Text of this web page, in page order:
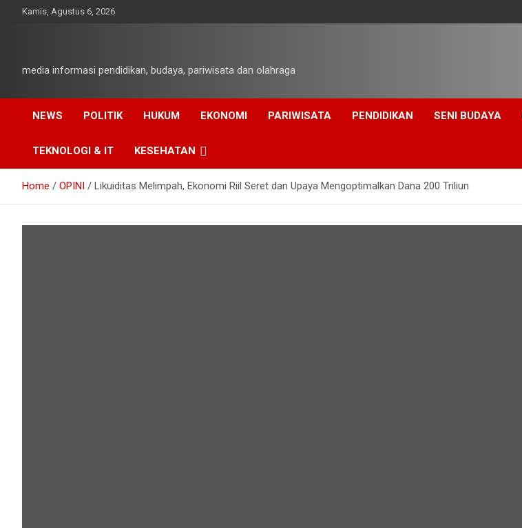
Kamis, Agustus 6, 2026
media informasi pendidikan, budaya, pariwisata dan olahraga
NEWS POLITIK HUKUM EKONOMI PARIWISATA PENDIDIKAN SENI BUDAYA
TEKNOLOGI & IT KESEHATAN
Home OPINI Likuiditas Melimpah, Ekonomi Riil Seret dan Upaya Mengoptimalkan Dana 200 Triliun